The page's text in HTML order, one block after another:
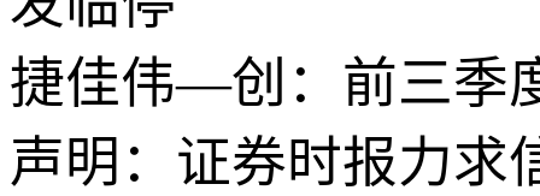
捷佳伟—创：前三季
声明：证券时报力求